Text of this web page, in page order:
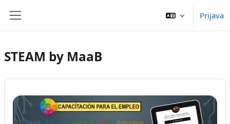
Prijava
STEAM by MaaB